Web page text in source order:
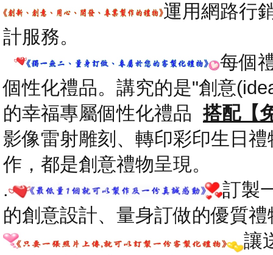
運用網路行
計服務。
每個
個性化禮品。講究的是"創意
的幸福專屬個性化禮品搭配【
影像雷射雕刻、轉印彩印生日禮
作，都是創意禮物呈現。
.
訂製
的創意設計、量身訂做的優質禮
讓